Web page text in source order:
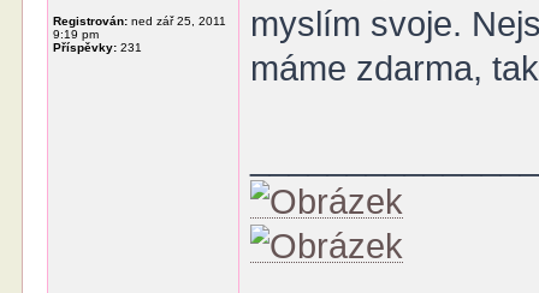
Registrován: ned zář 25, 2011
9:19 pm
Příspěvky: 231
myslím svoje.
máme zdarma,